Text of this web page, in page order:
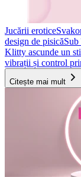
Jucării erotice
design de pisică
Klitty ascunde un
vibrații și control
Citește mai mult